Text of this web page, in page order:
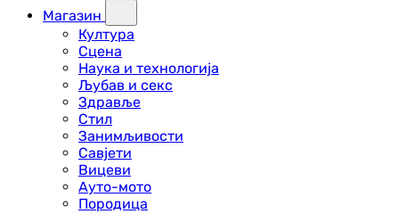
Магазин
Култура
Сцена
Наука и технологија
Љубав и секс
Здравље
Стил
Занимљивости
Савјети
Вицеви
Ауто-мото
Породица